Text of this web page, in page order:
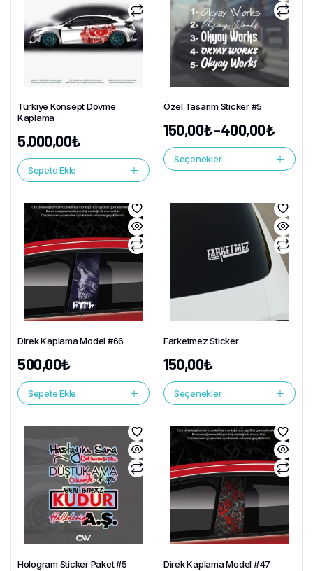
Türkiye Konsept Dövme
Kaplama
5.000,00₺
Sepete Ekle
Özel Tasarım Sticker #5
150,00₺–400,00₺
Seçenekler
Direk Kaplama Model #66
500,00₺
Sepete Ekle
Farketmez Sticker
150,00₺
Seçenekler
Hologram Sticker Paket #5 Direk Kaplama Model #47